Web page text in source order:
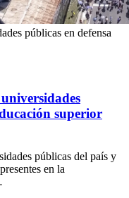
públicas en defensa
superior
públicas del país y
en la